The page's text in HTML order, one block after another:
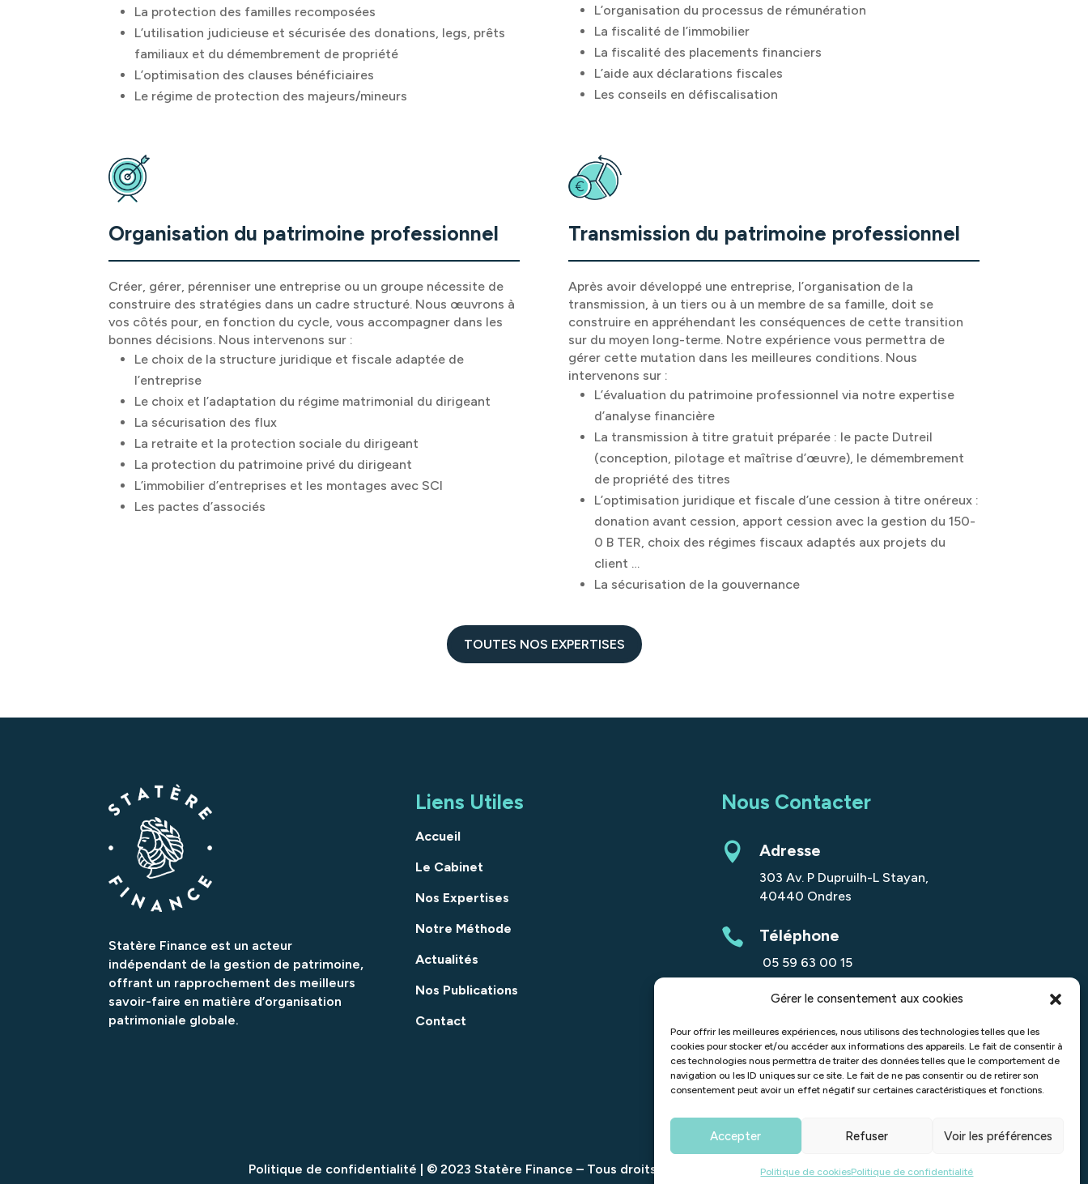
Gérer le consentement aux cookies
Pour offrir les meilleures expériences, nous utilisons des technologies telles que les
cookies pour stocker et/ou accéder aux informations des appareils. Le fait de consentir à
ces technologies nous permettra de traiter des données telles que le comportement de
navigation ou les ID uniques sur ce site. Le fait de ne pas consentir ou de retirer son
consentement peut avoir un effet négatif sur certaines caractéristiques et fonctions.
Accepter Refuser Voir les préférences
Politique de cookiesPolitique de confidentialité
La protection des familles recomposées
L’utilisation judicieuse et sécurisée des donations, legs, prêts
familiaux et du démembrement de propriété
L’optimisation des clauses bénéficiaires
Le régime de protection des majeurs/mineurs
L’organisation du processus de rémunération
La fiscalité de l’immobilier
La fiscalité des placements financiers
L’aide aux déclarations fiscales
Les conseils en défiscalisation
Organisation du patrimoine professionnel
Créer, gérer, pérenniser une entreprise ou un groupe nécessite de
construire des stratégies dans un cadre structuré. Nous œuvrons à
vos côtés pour, en fonction du cycle, vous accompagner dans les
bonnes décisions. Nous intervenons sur :
Le choix de la structure juridique et fiscale adaptée de
l’entreprise
Le choix et l’adaptation du régime matrimonial du dirigeant
La sécurisation des flux
La retraite et la protection sociale du dirigeant
La protection du patrimoine privé du dirigeant
L’immobilier d’entreprises et les montages avec SCI
Les pactes d’associés
Transmission du patrimoine professionnel
Après avoir développé une entreprise, l’organisation de la
transmission, à un tiers ou à un membre de sa famille, doit se
construire en appréhendant les conséquences de cette transition
sur du moyen long-terme. Notre expérience vous permettra de
gérer cette mutation dans les meilleures conditions. Nous
intervenons sur :
L’évaluation du patrimoine professionnel via notre expertise
d’analyse financière
La transmission à titre gratuit préparée : le pacte Dutreil
(conception, pilotage et maîtrise d’œuvre), le démembrement
de propriété des titres
L’optimisation juridique et fiscale d’une cession à titre onéreux :
donation avant cession, apport cession avec la gestion du 150-
0 B TER, choix des régimes fiscaux adaptés aux projets du
client …
La sécurisation de la gouvernance
TOUTES NOS EXPERTISES
Statère Finance est un acteur
indépendant de la gestion de patrimoine,
offrant un rapprochement des meilleurs
savoir-faire en matière d’organisation
patrimoniale globale.
Liens Utiles
Accueil
Le Cabinet
Nos Expertises
Notre Méthode
Actualités
Nos Publications
Contact
Nous Contacter
 Adresse
303 Av. P Dupruilh-L Stayan,
40440 Ondres
 Téléphone
05 59 63 00 15
Email
contact@staterefinance.fr
 LinkedIn
Suivez-nous
Politique de confidentialité | © 2023 Statère Finance – Tous droits réservés | Conçu parFabrilab